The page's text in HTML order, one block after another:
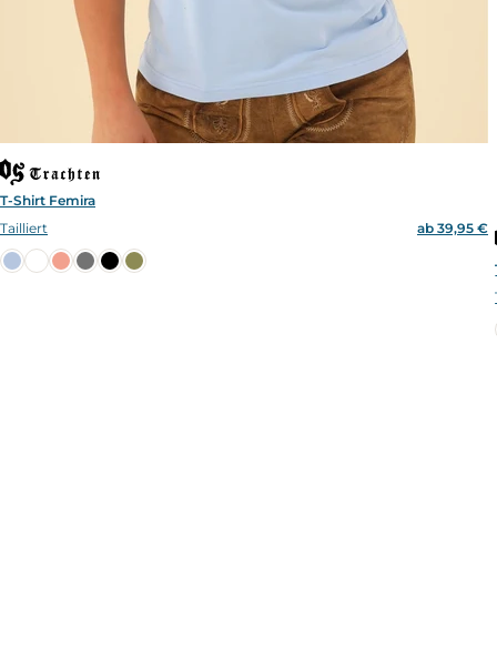
T-Shirt Femira
Tailliert
ab 39,95 €